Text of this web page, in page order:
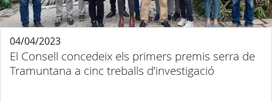
El Consell concedeix els primers premis serra de
Tramuntana a cinc treballs d’investigació
04/04/2023